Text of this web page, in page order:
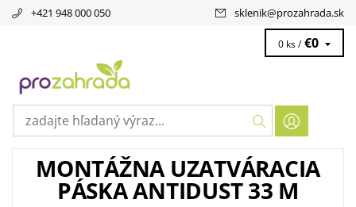
+421 948 000 050 sklenik@prozahrada.sk
0 ks / €0
MONTÁŽNA UZATVÁRACIA
PÁSKA ANTIDUST 33 M